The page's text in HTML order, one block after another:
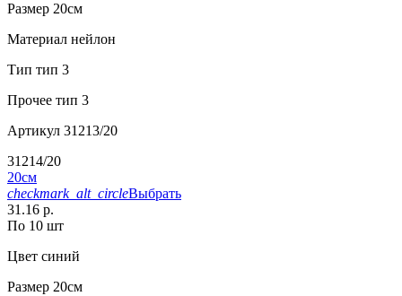
Размер 20см
Материал нейлон
Тип тип 3
Прочее тип 3
Артикул 31213/20
31214/20
20см
checkmark_alt_circleВыбрать
31.16 р.
По 10 шт
Цвет синий
Размер 20см